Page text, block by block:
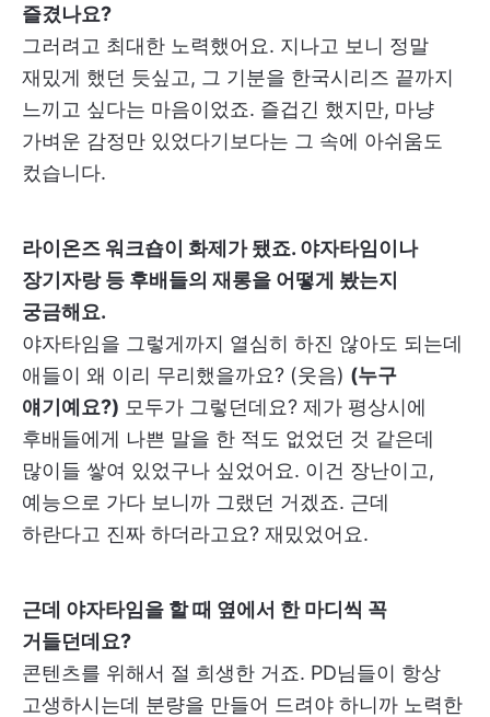
즐겼나요?
그러려고 최대한 노력했어요. 지나고 보니 정말
재밌게 했던 듯싶고, 그 기분을 한국시리즈 끝까지
느끼고 싶다는 마음이었죠. 즐겁긴 했지만, 마냥
가벼운 감정만 있었다기보다는 그 속에 아쉬움도
컸습니다.
라이온즈 워크숍이 화제가 됐죠. 야자타임이나
장기자랑 등 후배들의 재롱을 어떻게 봤는지
궁금해요.
야자타임을 그렇게까지 열심히 하진 않아도 되는데
애들이 왜 이리 무리했을까요? (웃음) (누구
얘기예요?) 모두가 그렇던데요? 제가 평상시에
후배들에게 나쁜 말을 한 적도 없었던 것 같은데
많이들 쌓여 있었구나 싶었어요. 이건 장난이고,
예능으로 가다 보니까 그랬던 거겠죠. 근데
하란다고 진짜 하더라고요? 재밌었어요.
근데 야자타임을 할 때 옆에서 한 마디씩 꼭
거들던데요?
콘텐츠를 위해서 절 희생한 거죠. PD님들이 항상
고생하시는데 분량을 만들어 드려야 하니까 노력한